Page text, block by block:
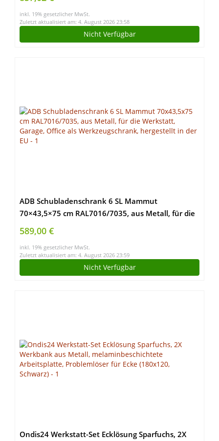
inkl. 19% gesetzlicher MwSt.
Zuletzt aktualisiert am: 4. August 2026 23:58
Nicht Verfügbar
ADB Schubladenschrank 6 SL Mammut
70×43,5×75 cm RAL7016/7035, aus Metall, für die
Werkstatt, Garage, Office als Werkzeugschrank,
hergestellt in der EU
589,00 €
inkl. 19% gesetzlicher MwSt.
Zuletzt aktualisiert am: 4. August 2026 23:59
Nicht Verfügbar
Ondis24 Werkstatt-Set Ecklösung Sparfuchs, 2X